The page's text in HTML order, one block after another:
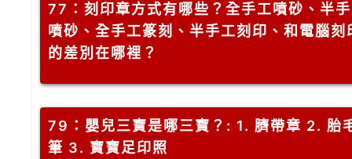
77 ：刻印章方式有哪些？全手工噴砂、半
噴砂、全手工篆刻、半手工刻印、和電腦刻
的差別在哪裡？
79 ：嬰兒三寶是哪三寶？: 1. 臍帶章 2. 胎
筆 3. 寶寶足印照